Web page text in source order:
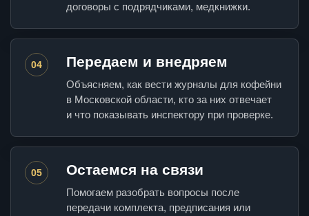
договоры с подрядчиками, медкнижки.
04 Передаем и внедряем
Объясняем, как вести журналы для кофейни
в Московской области, кто за них отвечает
и что показывать инспектору при проверке.
05 Остаемся на связи
Помогаем разобрать вопросы после
передачи комплекта, предписания или